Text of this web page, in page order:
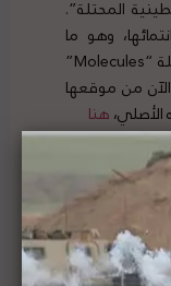
المحتلة”.
وهو ما
رفضت القيام به. ونتيجة لذلك، اضطرت مجلة “Molecules”
من موقعها
هنا
وتونس
وتجسيد